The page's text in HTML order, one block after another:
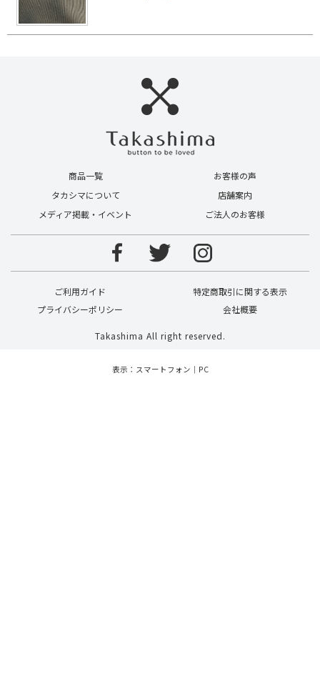
商品一覧
お客様の声
タカシマについて
店舗案内
メディア掲載・イベント
ご法人のお客様
ご利用ガイド
特定商取引に関する表示
プライバシーポリシー
会社概要
Takashima All right reserved.
表示：スマートフォン｜ PC